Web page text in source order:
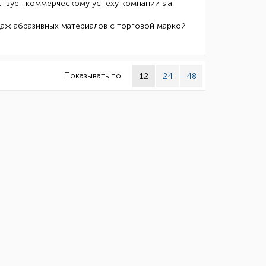
коммерческому успеху компании sia
абразивных материалов с торговой маркой
Показывать по: 12 24 48